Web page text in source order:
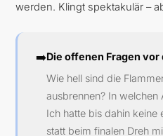
werden. Klingt spektakulär –
➡️Die offenen Fragen vor
Wie hell sind die
ausbrennen? In welchen
Ich hatte bis dahin keine
statt beim finalen Dreh